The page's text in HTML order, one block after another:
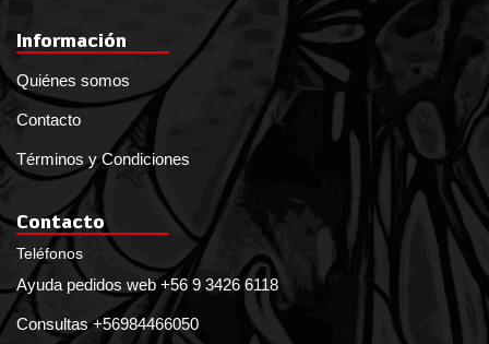
Información
Quiénes somos
Contacto
Términos y Condiciones
Contacto
Teléfonos
Ayuda pedidos web +56 9 3426 6118
Consultas +56984466050